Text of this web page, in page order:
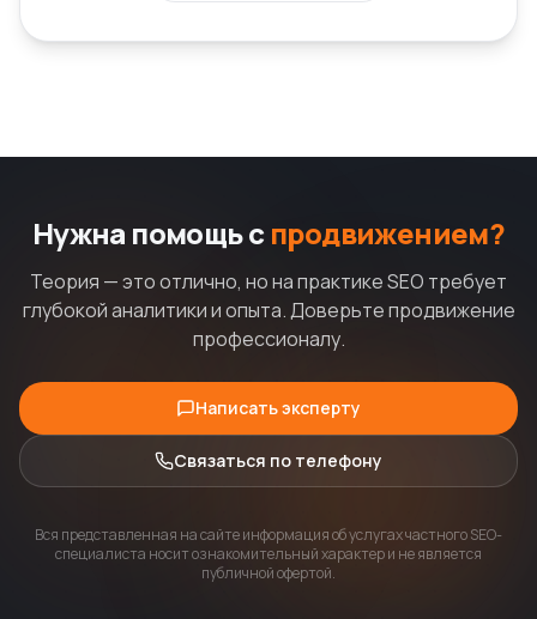
Нужна помощь с продвижением?
Теория — это отлично, но на практике SEO требует
глубокой аналитики и опыта. Доверьте продвижение
профессионалу.
Написать эксперту
Связаться по телефону
Вся представленная на сайте информация об услугах частного SEO-
специалиста носит ознакомительный характер и не является
публичной офертой.